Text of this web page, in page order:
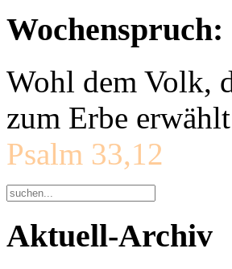
Wochenspruch:
Wohl dem Volk,
zum Erbe
Psalm 33,12
Aktuell-Archiv